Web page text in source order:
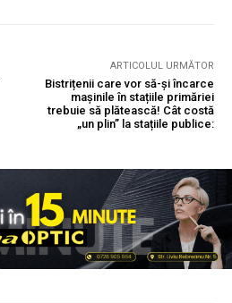
ARTICOLUL URMĂTOR
Bistrițenii care vor să-și încarce
mașinile în stațiile primăriei
trebuie să plătească! Cât costă
„un plin” la stațiile publice: